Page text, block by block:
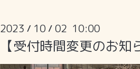
2023 / 10 / 02 10:00
【受付時間変更のお知